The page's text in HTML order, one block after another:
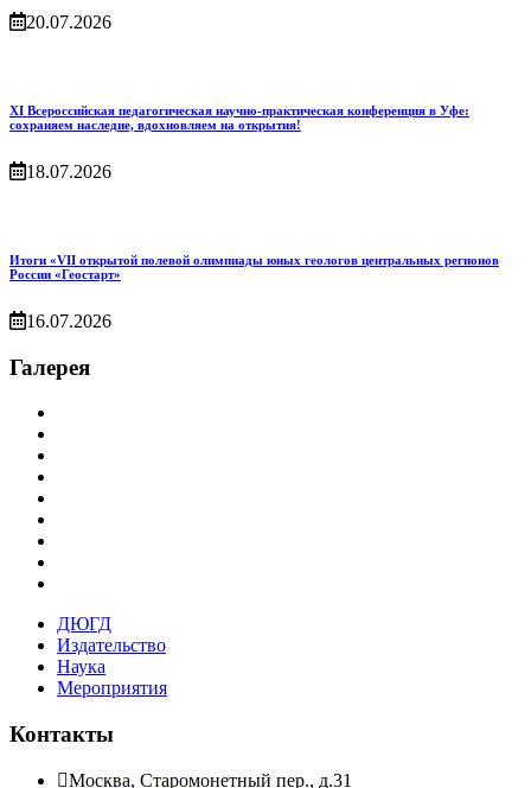
20.07.2026
XI Всероссийская педагогическая научно‑практическая конференция в Уфе:
сохраняем наследие, вдохновляем на открытия!
18.07.2026
Итоги «VII открытой полевой олимпиады юных геологов центральных регионов
России «Геостарт»
16.07.2026
Галерея
ДЮГД
Издательство
Наука
Мероприятия
Контакты
Москва, Старомонетный пер., д.31